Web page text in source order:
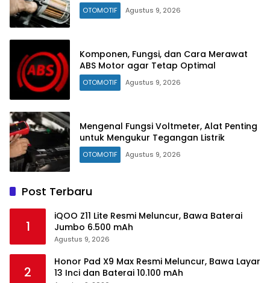
OTOMOTIF Agustus 9, 2026
Komponen, Fungsi, dan Cara Merawat
ABS Motor agar Tetap Optimal
OTOMOTIF Agustus 9, 2026
Mengenal Fungsi Voltmeter, Alat Penting
untuk Mengukur Tegangan Listrik
OTOMOTIF Agustus 9, 2026
Post Terbaru
1
iQOO Z11 Lite Resmi Meluncur, Bawa Baterai
Jumbo 6.500 mAh
Agustus 9, 2026
2
Honor Pad X9 Max Resmi Meluncur, Bawa Layar
13 Inci dan Baterai 10.100 mAh